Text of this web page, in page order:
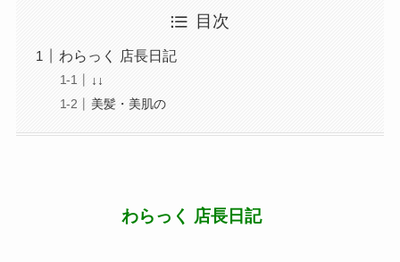
目次
わらっく 店長日記
↓↓
美髪・美肌の
わらっく 店長日記